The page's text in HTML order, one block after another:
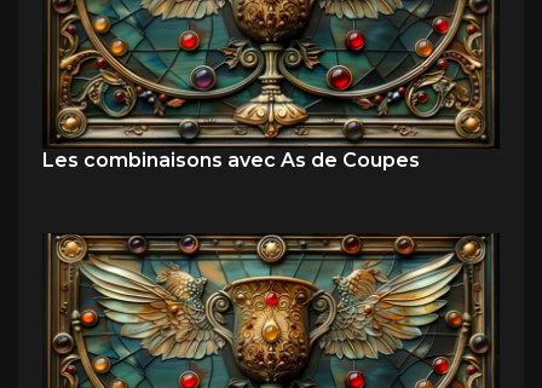
Les combinaisons avec As de Coupes